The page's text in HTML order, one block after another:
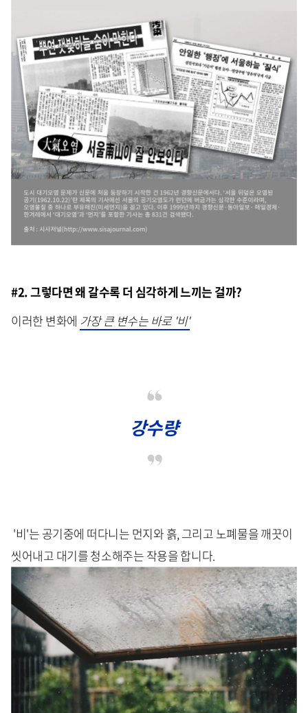
#2. 그렇다면 왜 갈수록 더 심각하게 느끼는 걸까?
이러한 변화에 가장 큰 변수는 바로 '비'
강수량
'비'는 공기중에 떠다니는 먼지와 흙, 그리고 노폐물을 깨끗이
씻어내고 대기를 청소해주는 작용을 합니다.